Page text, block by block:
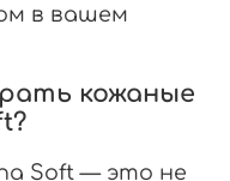
в вашем
кожаные
Soft — это не